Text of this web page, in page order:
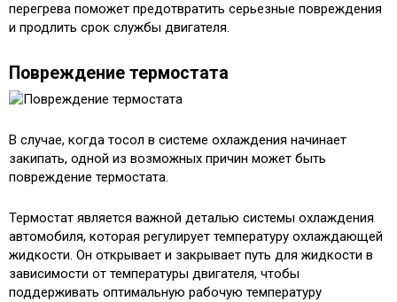
перегрева поможет предотвратить серьезные повреждения
и продлить срок службы двигателя.
Повреждение термостата
В случае, когда тосол в системе охлаждения начинает
закипать, одной из возможных причин может быть
повреждение термостата.
Термостат является важной деталью системы охлаждения
автомобиля, которая регулирует температуру охлаждающей
жидкости. Он открывает и закрывает путь для жидкости в
зависимости от температуры двигателя, чтобы
поддерживать оптимальную рабочую температуру